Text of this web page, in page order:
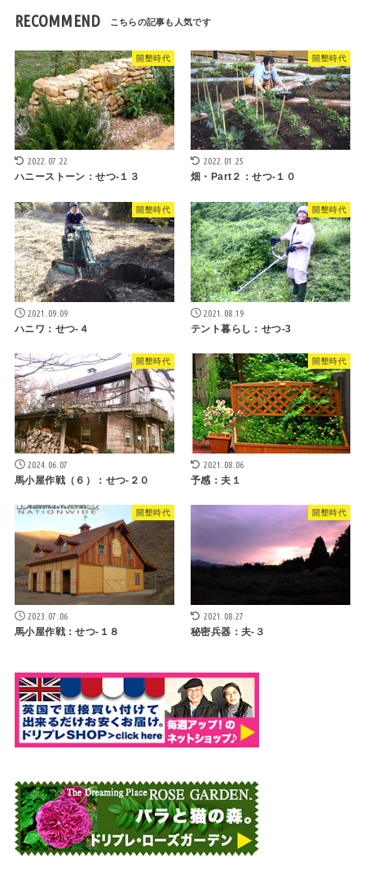
RECOMMEND
開墾時代
2022.07.22
ハニーストーン：せつ-１３
開墾時代
2022.01.25
畑・Part２：せつ-１０
開墾時代
2021.09.09
ハニワ：せつ-４
開墾時代
2021.08.19
テント暮らし：せつ-3
開墾時代
2024.06.07
馬小屋作戦（６）：せつ-２０
開墾時代
2021.08.06
予感：夫１
開墾時代
2023.07.06
馬小屋作戦：せつ-１８
開墾時代
2021.08.27
秘密兵器：夫-３